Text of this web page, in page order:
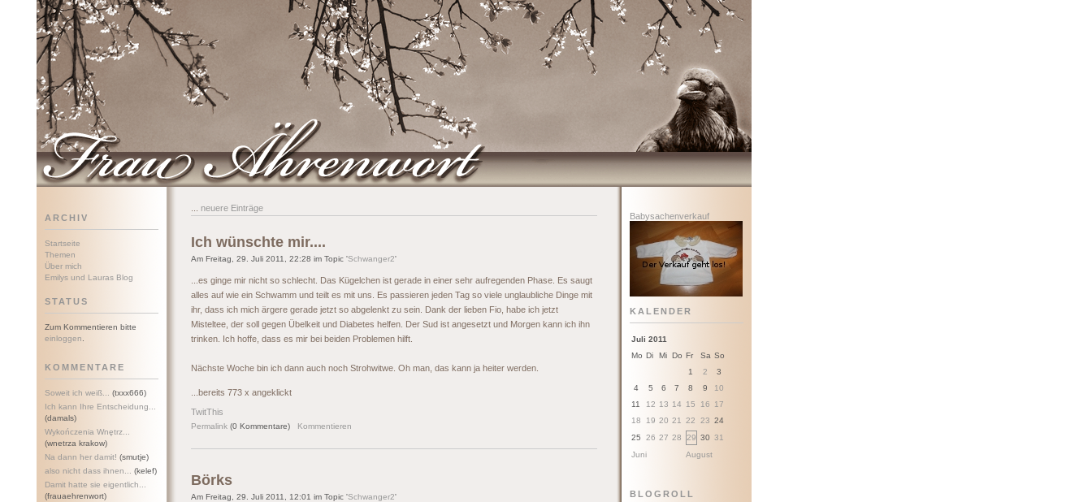
ARCHIV
Startseite
Themen
Über mich
Emilys und Lauras Blog
STATUS
Zum Kommentieren bitte
einloggen
KOMMENTARE
Soweit ich weiß...
(txxx666)
Ich kann Ihre Entscheidung...
(damals)
Wykończenia Wnętrz...
(wnetrza krakow)
Na dann her damit! (smutje)
also nicht dass ihnen...
(kelef)
Damit hatte sie eigentlich...
(frauaehrenwort)
neuere Einträge
Ich wünschte mir....
Am Freitag, 29. Juli 2011, 22:28 im Topic 'Schwanger2'
...es ginge mir nicht so schlecht. Das Kügelchen ist gerade in einer sehr aufregenden Phase. Es saugt
alles auf wie ein Schwamm und teilt es mit uns. Es passieren jeden Tag so viele unglaubliche Dinge mit
ihr, dass ich mich ärgere gerade jetzt so abgelenkt zu sein. Dank der lieben Fio, habe ich jetzt
Misteltee, der soll gegen Übelkeit und Diabetes helfen. Der Sud ist angesetzt und Morgen kann ich ihn
trinken. Ich hoffe, dass es mir bei beiden Problemen hilft.
Nächste Woche bin ich dann auch noch Strohwitwe. Oh man, das kann ja heiter werden.
...bereits 773 x angeklickt
TwitThis
Permalink (0 Kommentare) Kommentieren
Börks
Am Freitag, 29. Juli 2011, 12:01 im Topic 'Schwanger2'
Babysachenverkauf
KALENDER
Juli 2011
Mo Di Mi Do Fr Sa So
1
2
3
4
5 6 7 8 9
10
11
12 13 14 15 16
17
18
19 20 21 22 23 24
25
26 27 28 29 30 31
Juni
August
BLOGROLL